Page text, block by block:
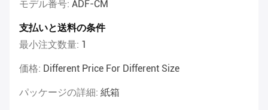
モデル番号: ADF-CM
支払いと送料の条件
最小注文数量: 1
価格: Different Price For Different Size
パッケージの詳細: 紙箱